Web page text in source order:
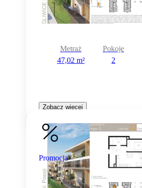
Metraż
47,02 m²
Pokoje
2
Zobacz więcej
Promocja